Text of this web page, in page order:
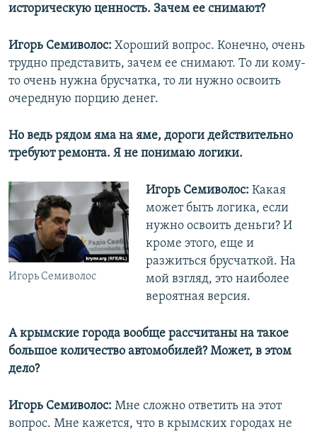
историческую ценность. Зачем ее снимают?
Игорь Семиволос: Хороший вопрос. Конечно, очень
трудно представить, зачем ее снимают. То ли кому-
то очень нужна брусчатка, то ли нужно освоить
очередную порцию денег.
Но ведь рядом яма на яме, дороги действительно
требуют ремонта. Я не понимаю логики.
Игорь Семиволос
Игорь Семиволос: Какая
может быть логика, если
нужно освоить деньги? И
кроме этого, еще и
разжиться брусчаткой. На
мой взгляд, это наиболее
вероятная версия.
А крымские города вообще рассчитаны на такое
большое количество автомобилей? Может, в этом
дело?
Игорь Семиволос: Мне сложно ответить на этот
вопрос. Мне кажется, что в крымских городах не